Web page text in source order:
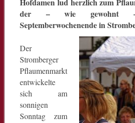
Hofdamen lud herzlich zum
der – wie gewohnt
Septemberwochenende in
Der
Stromberger
Pflaumenmarkt
entwickelte
sich am
sonnigen
Sonntag zum